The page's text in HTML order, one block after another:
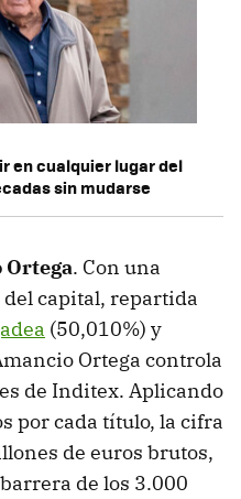
en cualquier lugar del
sin mudarse
Ortega. Con una
capital, repartida
(50,010%) y
Ortega controla
de Inditex. Aplicando
por cada título, la cifra
de euros brutos,
de los 3.000